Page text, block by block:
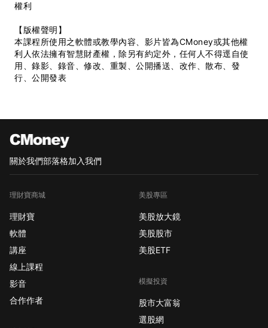
權利
【版權聲明】
本課程所使用之軟體或教學內容、影片皆為CMoney或其他權
利人依法擁有智慧財產權，除另有約定外，任何人不得逕自使
用、錄影、錄音、修改、重製、公開播送、改作、散布、發
行、公開發表
關於我們部落格加入我們
理財寶商城
理財寶
軟體
講座
線上課程
影音
合作作者
美股專區
美股放大鏡
美股股市
美股ETF
模擬投資
股市大富翁
選股網